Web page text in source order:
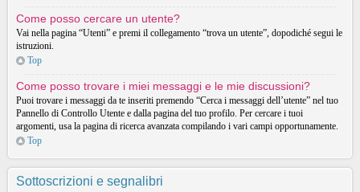
Come posso cercare un utente?
Vai nella pagina “Utenti” e premi il collegamento “trova un utente”, dopodiché segui le
istruzioni.
Top
Come posso trovare i miei messaggi e le mie discussioni?
Puoi trovare i messaggi da te inseriti premendo “Cerca i messaggi dell’utente” nel tuo
Pannello di Controllo Utente e dalla pagina del tuo profilo. Per cercare i tuoi
argomenti, usa la pagina di ricerca avanzata compilando i vari campi opportunamente.
Top
Sottoscrizioni e segnalibri